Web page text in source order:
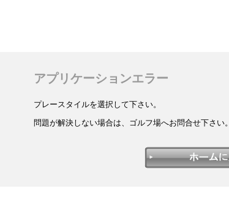
アプリケーションエラー
プレースタイルを選択して下さい。
問題が解決しない場合は、ゴルフ場へお問合せ下さい。